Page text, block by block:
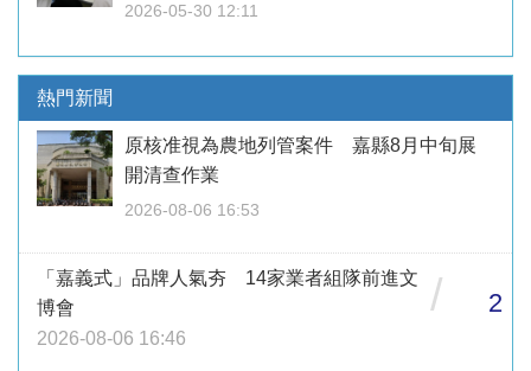
2026-05-30 12:11
熱門新聞
原核准視為農地列管案件 嘉縣8月中旬展
開清查作業
2026-08-06 16:53
「嘉義式」品牌人氣夯 14家業者組隊前進文
博會
2026-08-06 16:46
/ 2